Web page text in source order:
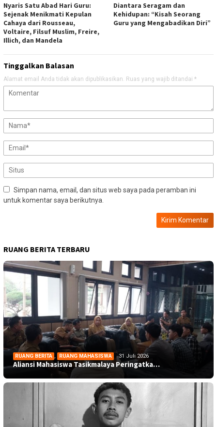
Nyaris Satu Abad Hari Guru:
Sejenak Menikmati Kepulan
Cahaya dari Rousseau,
Voltaire, Filsuf Muslim, Freire,
Illich, dan Mandela
Diantara Seragam dan
Kehidupan: “Kisah Seorang
Guru yang Mengabadikan Diri”
Tinggalkan Balasan
Alamat email Anda tidak akan dipublikasikan. Ruas yang wajib ditandai *
Simpan nama, email, dan situs web saya pada peramban ini
untuk komentar saya berikutnya.
RUANG BERITA TERBARU
RUANG BERITA , RUANG MAHASISWA 31 Juli 2026
Aliansi Mahasiswa Tasikmalaya Peringatka…